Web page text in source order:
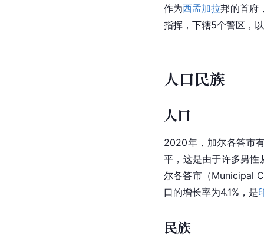
作为西孟加拉邦的首府
指挥，下辖5个警区，
人口民族
人口
2020年，加尔各答市
平，这是由于许多男性
尔各答市（Municipal
口的增长率为4.1%，是
民族